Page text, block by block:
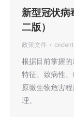
新型冠状病
二版）
政策文件 cndent
根据目前掌握
特征、致病性
原微生物危害
理。